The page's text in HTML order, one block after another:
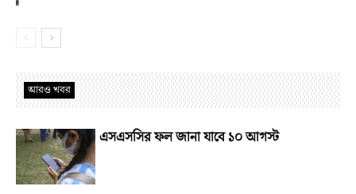
আরও খবর
এসএসসির ফল জানা যাবে ১০ আগস্ট